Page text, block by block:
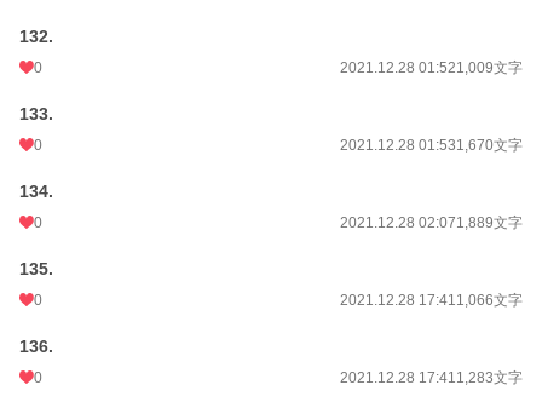
132.
0 2021.12.28 01:521,009文字
133.
0 2021.12.28 01:531,670文字
134.
0 2021.12.28 02:071,889文字
135.
0 2021.12.28 17:411,066文字
136.
0 2021.12.28 17:411,283文字